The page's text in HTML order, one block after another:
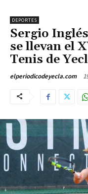
DEPORTES
Sergio
se llevan el
Tenis de
elperiodicodeyecla.com